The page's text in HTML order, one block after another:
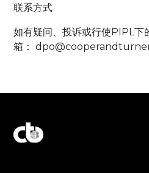
联系方式
如有疑问、投诉或行使PIPL下
箱：